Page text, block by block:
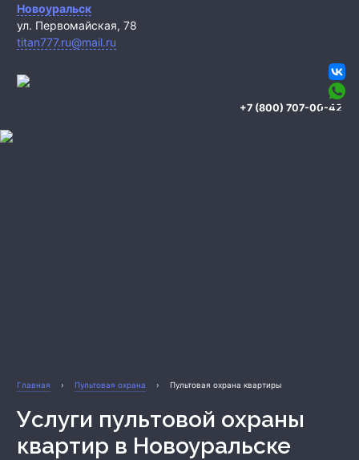
Новоуральск
ул. Первомайская, 78
titan777.ru@mail.ru
+7 (800) 707-00-42
Главная › Пультовая охрана › Пультовая охрана квартиры
Услуги пультовой охраны
квартир в Новоуральске